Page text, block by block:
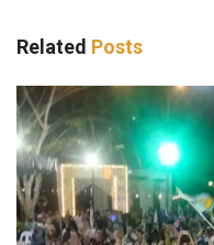
Related Posts